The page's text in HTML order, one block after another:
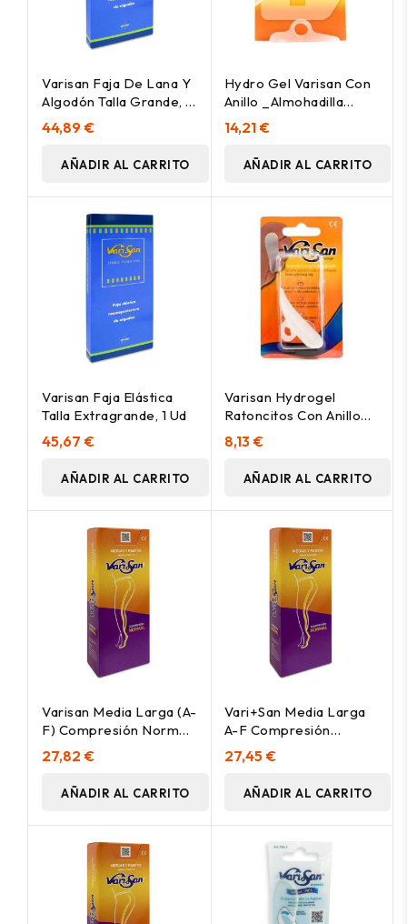
Varisan Faja De Lana Y
Algodón Talla Grande, 1
Ud
44,89 €
AÑADIR AL CARRITO
Hydro Gel Varisan Con
Anillo _Almohadilla
Metatarsal
14,21 €
AÑADIR AL CARRITO
Varisan Faja Elástica
Talla Extragrande, 1 Ud
45,67 €
AÑADIR AL CARRITO
Varisan Hydrogel
Ratoncitos Con Anillo
De Sujeción Talla
Mediana Pie Izquierdo, 1
8,13 €
AÑADIR AL CARRITO
Varisan Media Larga (A-
F) Compresión Normal
140 Den Beige T-2
27,82 €
AÑADIR AL CARRITO
Vari+San Media Larga
A-F Compresión
Normal Beige T5
27,45 €
AÑADIR AL CARRITO